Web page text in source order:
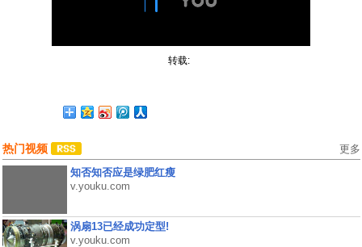
转载:
热门视频 更多
知否知否应是绿肥红瘦
v.youku.com
涡扇13已经成功定型!
v.youku.com